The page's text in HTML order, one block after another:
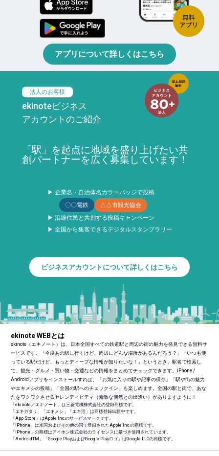
アプリについて詳しくはこちら
法人のお客様
ekinoteビジネス
アカウントのご紹介
「駅」を起点に地域を盛り上げたい共
創パートナーを広く募集しています！
▶ 企業名・自治体名カラーバッジで投稿
〇〇電鉄
△△市観光協会
▶ 沿線住民と共創する投稿キャンペーン
▶ 全国から集客できるデジタルスタンプラリー
ビジネスアカウントについて詳しくはこちら
ekinote WEBとは
ekinote（エキノート）は、日本全国すべての鉄道駅と周辺の街の魅力を発見できる無料サ
ービスです。「今度あの駅に行くけど、周辺にどんな場所があるんだろう？」「いつも使
っている駅だけど、もっとディープな情報が知りたいな！」というとき、駅名で検索し
て、観光・グルメ・買い物・交通などの情報をまとめてチェックできます。iPhone /
Androidアプリをインストールすれば、「お気に入りの駅や記事の保存」「駅や街の魅力
やエキメシの投稿」「全国の駅へのチェックイン」も楽しめます。全国の駅と街で、あな
たをワクワクさせるセレンディピティ（素敵な偶然との出逢い）がありますように！
「ekinote／エキノート」は三菱電機株式会社の登録商標です。
「エキガタリ」「エキメシ」「エキ活」は商標登録出願中です。
「App Store」はApple Inc.のサービスマークです。
「iPhone」は米国およびその他の国で登録されたApple Inc.の商標です。
「iPhone」の商標はアイホン株式会社のライセンスに基づき使用されています。
「AndroidTM 」「Google PlayおよびGoogle Playロゴ」はGoogle LLCの商標です。